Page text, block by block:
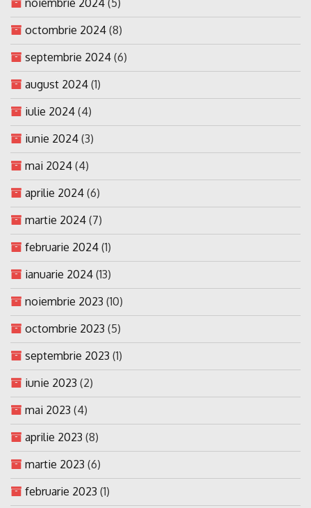
octombrie 2024 (8)
septembrie 2024 (6)
august 2024 (1)
iulie 2024 (4)
iunie 2024 (3)
mai 2024 (4)
aprilie 2024 (6)
martie 2024 (7)
februarie 2024 (1)
ianuarie 2024 (13)
noiembrie 2023 (10)
octombrie 2023 (5)
septembrie 2023 (1)
iunie 2023 (2)
mai 2023 (4)
aprilie 2023 (8)
martie 2023 (6)
februarie 2023 (1)